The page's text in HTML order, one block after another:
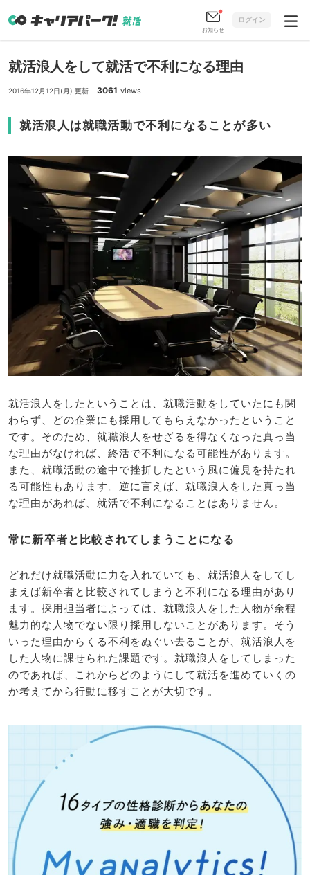
お知らせ
ログイン
就活浪人をして就活で不利になる理由
2016年12月12日(月) 更新 3061 views
就活浪人は就職活動で不利になることが多い
就活浪人をしたということは、就職活動をしていたにも関
わらず、どの企業にも採用してもらえなかったということ
です。そのため、就職浪人をせざるを得なくなった真っ当
な理由がなければ、終活で不利になる可能性があります。
また、就職活動の途中で挫折したという風に偏見を持たれ
る可能性もあります。逆に言えば、就職浪人をした真っ当
な理由があれば、就活で不利になることはありません。
常に新卒者と比較されてしまうことになる
どれだけ就職活動に力を入れていても、就活浪人をしてし
まえば新卒者と比較されてしまうと不利になる理由があり
ます。採用担当者によっては、就職浪人をした人物が余程
魅力的な人物でない限り採用しないことがあります。そう
いった理由からくる不利をぬぐい去ることが、就活浪人を
した人物に課せられた課題です。就職浪人をしてしまった
のであれば、これからどのようにして就活を進めていくの
か考えてから行動に移すことが大切です。